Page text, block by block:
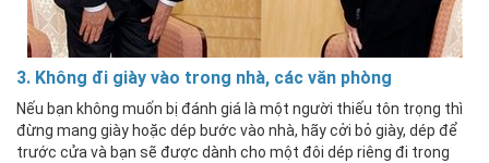
3. Không đi giày vào trong nhà, các văn phòng
Nếu bạn không muốn bị đánh giá là một người thiếu tôn trọng thì
đừng mang giày hoặc dép bước vào nhà, hãy cởi bỏ giày, dép để
trước cửa và bạn sẽ được dành cho một đôi dép riêng đi trong